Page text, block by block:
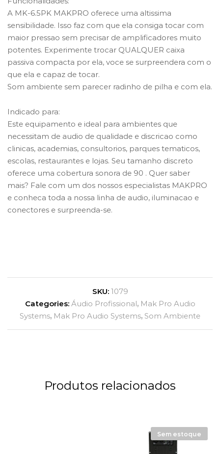
A MK-6.5PK MAKPRO oferece uma altissima
sensibilidade. Isso faz com que ela consiga tocar com
maior pressao sem precisar de amplificadores muito
potentes. Experimente trocar QUALQUER caixa
passiva compacta por ela, voce se surpreendera com o
que ela e capaz de tocar.
Som ambiente sem parecer radinho de pilha e com ela.
Indicado para:
Este equipamento e ideal para ambientes que
necessitam de audio de qualidade e discricao como
clinicas, academias, consultorios, parques tematicos,
escolas, restaurantes e lojas. Seu tamanho discreto
oferece uma cobertura sonora de 90 . Quer saber
mais? Fale com um dos nossos especialistas MAKPRO
e conheca toda a nossa linha de audio, iluminacao e
conectores e surpreenda-se.
SKU: 1079
Categories: Áudio Profissional, Mak Pro Audio
Systems, Mak Pro Audio Systems, Som Ambiente
Produtos relacionados
Sem estoque